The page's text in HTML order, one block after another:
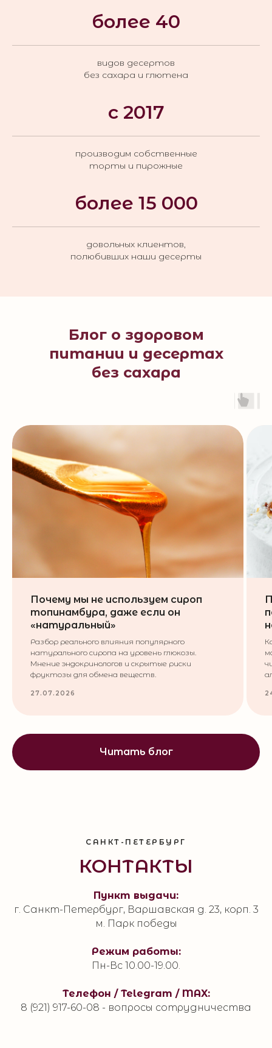
более 40
видов десертов
без сахара и глютена
с2017
производим собственные
торты и пирожные
более 15 000
довольных клиентов,
полюбивших наши десерты
Блог о здоровом
питании и десертах
без сахара
Почему мы не используем сироп
топинамбура, даже если он
«натуральный»
Разбор реального влияния популярного
натурального сиропа на уровень глюкозы.
Мнение эндокринологов и скрытые риски
фруктозы для обмена веществ.
27.07.2026
Читать блог
САНКТ-ПЕТЕРБУРГ
КОНТАКТЫ
Пункт выдачи:
г. Санкт-Петербург, Варшавская д. 23, корп. 3
м. Парк победы
Режим работы:
Пн-Вс 10.00-19.00.
Телефон / Telegram / MAX:
8 (921) 917-60-08 - вопросы сотрудничества